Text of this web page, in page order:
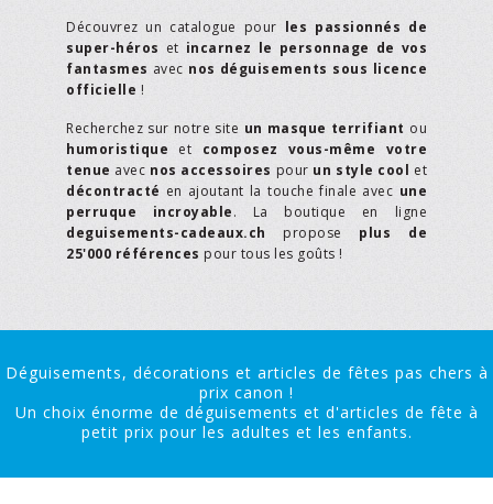
Découvrez un catalogue pour les passionnés de
super-héros et incarnez le personnage de vos
fantasmes avec nos déguisements sous licence
officielle !
Recherchez sur notre site un masque terrifiant ou
humoristique et composez vous-même votre
tenue avec nos accessoires pour un style cool et
décontracté en ajoutant la touche finale avec une
perruque incroyable. La boutique en ligne
deguisements-cadeaux.ch propose plus de
25'000 références pour tous les goûts !
Déguisements, décorations et articles de fêtes pas chers à
prix canon !
Un choix énorme de déguisements et d'articles de fête à
petit prix pour les adultes et les enfants.